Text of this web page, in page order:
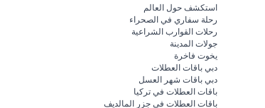
استكشف حول العالم
رحلة سفاري في الصحراء
رحلات القوارب الشراعية
جولات المدينة
يخوت فاخرة
دبي باقات العطلات
دبي باقات شهر العسل
باقات العطلات في تركيا
باقات العطلات في جزر المالديف